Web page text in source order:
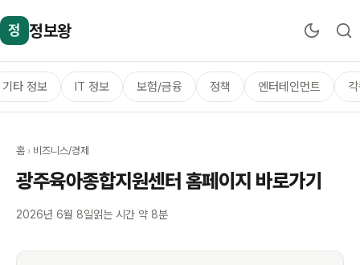
정 정보왕
기타 정보 IT 정보 보험/금융 정책 엔터테인먼트
홈 › 비즈니스/경제
광주육아종합지원센터 홈페이지 바로가기
2026년 6월 8일읽는 시간 약 8분